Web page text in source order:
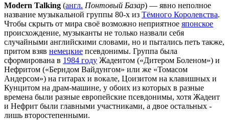
Modern Talking (англ. Понтовый Базар) — явно неполное
название музыкальной группы 80-х из Тёмного Королевства.
Чтобы скрыть от мира своё возможно неприятное японское
происхождение, музыканты не только назвали себя
случайными английскими словами, но и пытались петь также,
притом взяв немецкие псевдонимы. Группа была
сформирована в 1984 году Жадеитом («Дитером Боленом») и
Нефритом («Берндом Вайдунгом» или же «Томасом
Андерсом») на гитарах и вокале, Цоизитом на клавишных и
Кунцитом на драм-машине, у обоих из которых в разные
времена были разные европейские псевдонимы, хотя Жадеит
и Нефрит были главными участниками, а двое остальных -
лишь второстепенными.